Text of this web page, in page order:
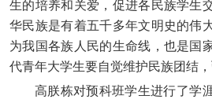
生的培养和关爱，促进各民族学生
华民族是有着五千多年文明史的伟
为我国各族人民的生命线，也是国
代青年大学生要自觉维护民族团结
高朕栋对预科班学生进行了学